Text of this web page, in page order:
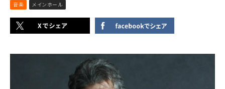
音楽 メインホール